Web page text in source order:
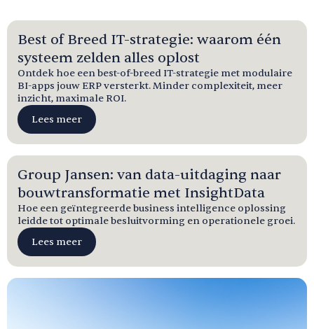
Best of Breed IT-strategie: waarom één
systeem zelden alles oplost
Ontdek hoe een best-of-breed IT-strategie met modulaire
BI-apps jouw ERP versterkt. Minder complexiteit, meer
inzicht, maximale ROI.
Lees meer
Group Jansen: van data-uitdaging naar
bouwtransformatie met InsightData
Hoe een geïntegreerde business intelligence oplossing
leidde tot optimale besluitvorming en operationele groei.
Lees meer